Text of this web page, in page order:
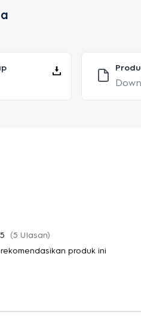
(5 Ulasan)
produk ini